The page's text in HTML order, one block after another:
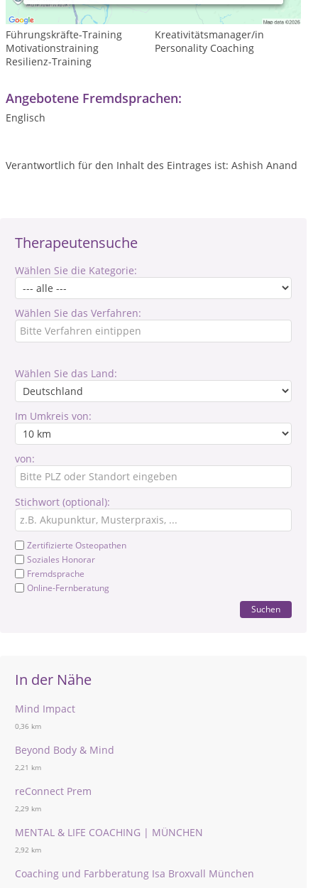
Therapeutensuche
Wählen Sie die Kategorie:
Wählen Sie das Verfahren:
Wählen Sie das Land:
Im Umkreis von:
von:
Stichwort (optional):
Zertifizierte Osteopathen
Soziales Honorar
Fremdsprache
Online-Fernberatung
Suchen
In der Nähe
Mind Impact
0,36 km
Beyond Body & Mind
2,21 km
reConnect Prem
2,29 km
MENTAL & LIFE COACHING | MÜNCHEN
2,92 km
Coaching und Farbberatung Isa Broxvall München
Coaching
Führungskräfte-Training
Kreativitätsmanager/in
Motivationstraining
Personality Coaching
Resilienz-Training
Angebotene Fremdsprachen:
Englisch
Verantwortlich für den Inhalt des Eintrages ist: Ashish Anand